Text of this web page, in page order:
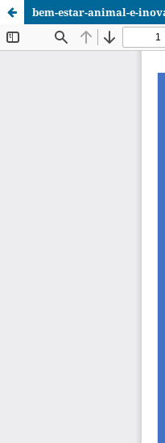
bem-estar-animal-e-